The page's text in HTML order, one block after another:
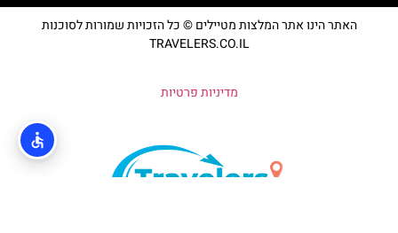
האתר הינו אתר המלצות מטיילים © כל הזכויות שמורות לסוכנות
TRAVELERS.CO.IL
מדיניות פרטיות